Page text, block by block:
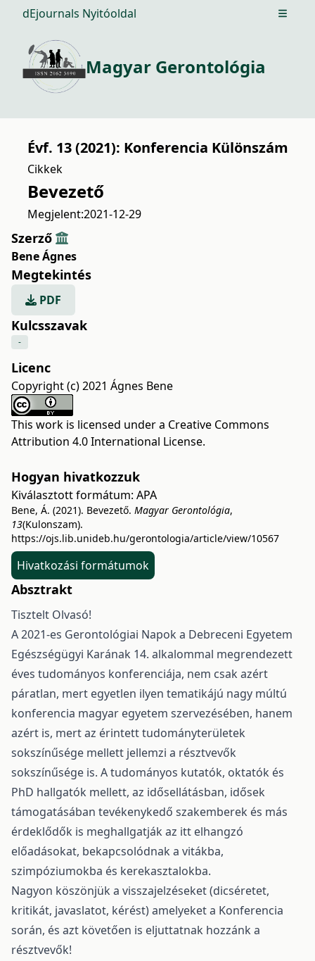
dEjournals Nyitóoldal Open
Magyar Gerontológia
Évf. 13 (2021): Konferencia Különszám
Cikkek
Bevezető
Megjelent:2021-12-29
Szerző
Bene Ágnes
Megtekintés
PDF
Kulcsszavak
-
Licenc
Copyright (c) 2021 Ágnes Bene
This work is licensed under a Creative Commons
Attribution 4.0 International License.
Hogyan hivatkozzuk
Kiválasztott formátum: APA
Bene, Á. (2021). Bevezető. Magyar Gerontológia,
13(Kulonszam).
https://ojs.lib.unideb.hu/gerontologia/article/view/10567
Hivatkozási formátumok
Absztrakt
Tisztelt Olvasó!
A 2021-es Gerontológiai Napok a Debreceni Egyetem
Egészségügyi Karának 14. alkalommal megrendezett
éves tudományos konferenciája, nem csak azért
páratlan, mert egyetlen ilyen tematikájú nagy múltú
konferencia magyar egyetem szervezésében, hanem
azért is, mert az érintett tudományterületek
sokszínűsége mellett jellemzi a résztvevők
sokszínűsége is. A tudományos kutatók, oktatók és
PhD hallgatók mellett, az idősellátásban, idősek
támogatásában tevékenykedő szakemberek és más
érdeklődők is meghallgatják az itt elhangzó
előadásokat, bekapcsolódnak a vitákba,
szimpóziumokba és kerekasztalokba.
Nagyon köszönjük a visszajelzéseket (dicséretet,
kritikát, javaslatot, kérést) amelyeket a Konferencia
során, és azt követően is eljuttatnak hozzánk a
résztvevők!